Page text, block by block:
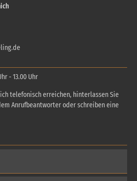
- 13.00 Uhr
telefonisch erreichen, hinterlassen Sie
Anrufbeantworter oder schreiben eine